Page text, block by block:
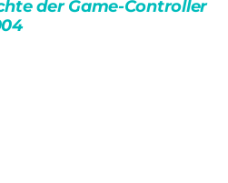
der Game-Controller